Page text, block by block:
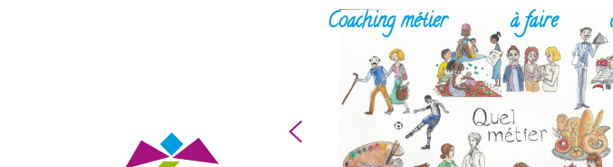
à faire
Coaching métier